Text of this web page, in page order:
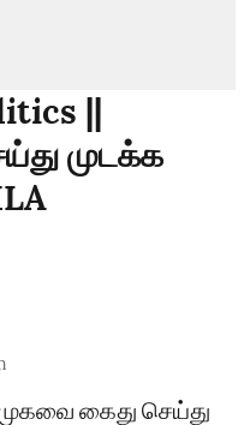
||
முடக்க
கைது செய்து